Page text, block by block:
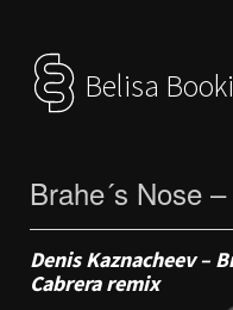
Belisa
Brahe´s Nose
Denis Kaznacheev –
Cabrera remix